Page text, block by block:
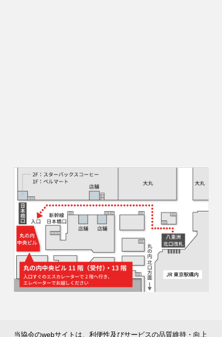
当協会のwebサイトは、利便性及びサービスの品質維持・向上